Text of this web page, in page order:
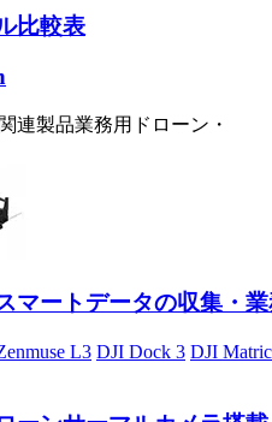
比較表
業務用ドローン・
マートデータの収集・
L3 DJI Dock 3 DJI